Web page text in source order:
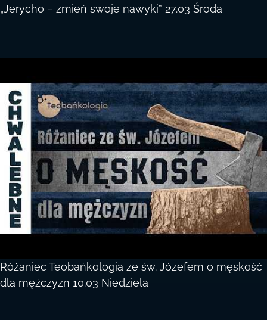
„Jerycho – zmień swoje nawyki” 27.03 Środa
Różaniec Teobańkologia ze św. Józefem o męskość
dla mężczyzn 10.03 Niedziela